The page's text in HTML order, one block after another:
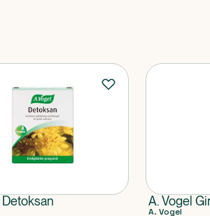
Detoksan A. Vogel
A. Vogel